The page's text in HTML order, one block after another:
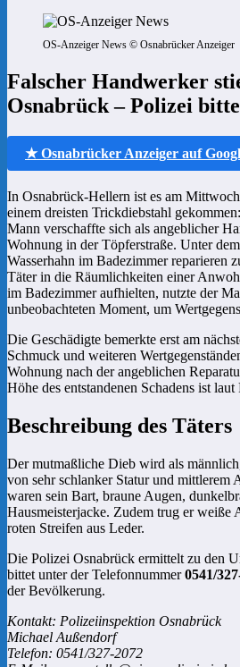
OS-Anzeiger News © Osnabrücker Anzeiger
Falscher Handwerker
Osnabrück – Polizei
★ Osnabrücker Anzeiger auf
In Osnabrück-Hellern ist es am
einem dreisten Trickdiebstahl
Mann verschaffte sich als angeblicher
Wohnung in der Töpferstraße. Unter
Wasserhahn im Badezimmer reparieren
Täter in die Räumlichkeiten einer
im Badezimmer aufhielten, nutzte der
unbeobachteten Moment, um
Die Geschädigte bemerkte erst am
Schmuck und weiteren
Wohnung nach der angeblichen
Höhe des entstandenen Schadens ist
Beschreibung des Täters
Der mutmaßliche Dieb wird als
von sehr schlanker Statur und mittlerem
waren sein Bart, braune Augen,
Hausmeisterjacke. Zudem trug er weiße
roten Streifen aus Leder.
Die Polizei Osnabrück ermittelt zu den
bittet unter der Telefonnummer0541/
der Bevölkerung.
Kontakt: Polizeiinspektion Osnabrück
Michael Außendorf
Telefon: 0541/327-2072